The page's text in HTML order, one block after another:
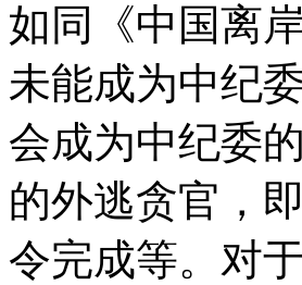
如同《中国离
未能成为中纪
会成为中纪委
的外逃贪官，
令完成等。对